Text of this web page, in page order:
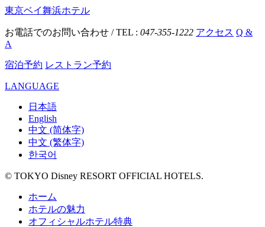
東京ベイ舞浜ホテル
お電話でのお問い合わせ / TEL : 047-355-1222 アクセス Q &
A
宿泊予約 レストラン予約
LANGUAGE
日本語
English
中文 (简体字)
中文 (繁体字)
한국어
© TOKYO Disney RESORT OFFICIAL HOTELS.
ホーム
ホテルの魅力
オフィシャルホテル特典